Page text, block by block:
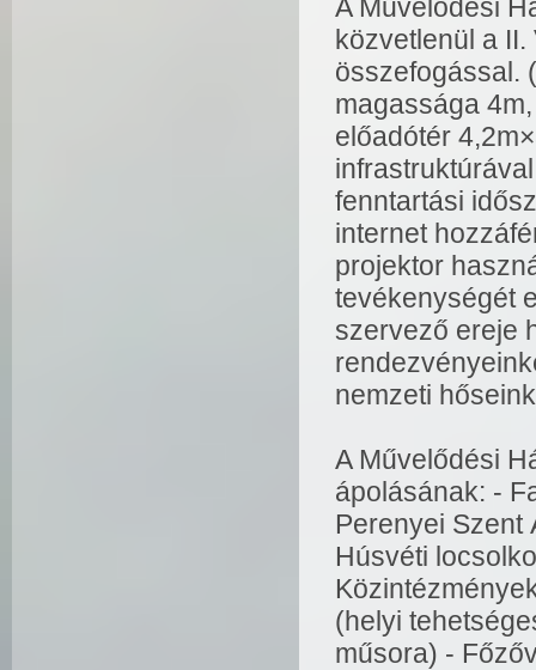
A Művelődési
közvetlenül a
összefogással.
magassága
előadótér
fenntartási
internet
projektor
tevékenységét
szervező ereje
nemzeti
A Művelődési
ápolásának: -
Perenyei Szent
Húsvéti
(helyi
műsora) -